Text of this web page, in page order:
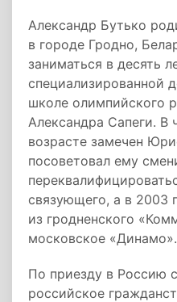
Александр Бутько
в городе Гродно,
заниматься в десять
специализированной
школе олимпийского
Александра Сапеги. В
возрасте замечен
посоветовал ему
связующего, а в 2003
из гродненского
московское «Динамо».
По приезду в Россию
российское